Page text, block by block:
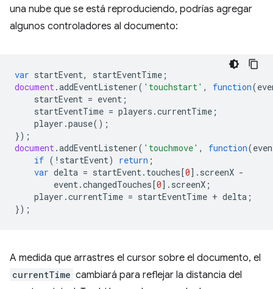
una nube que se está reproduciendo, podrías agregar
algunos controladores al documento:
var startEvent, startEventTime ;
document.addEventListener( 'touchstart' , function(
startEvent = event ;
startEventTime = players .currentTime ;
player .pause();
});
document.addEventListener( 'touchmove' , function(
if ( ! startEvent) return ;
var delta = startEvent. touches[0]. screenX -
event.changedTouches[0]. screenX ;
player .currentTime = startEventTime + delta ;
});
A medida que arrastres el cursor sobre el documento, el
currentTime cambiará para reflejar la distancia del